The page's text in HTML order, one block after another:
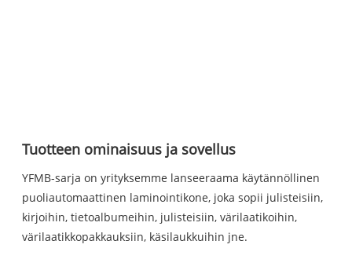
Tuotteen ominaisuus ja sovellus
YFMB-sarja on yrityksemme lanseeraama käytännöllinen
puoliautomaattinen laminointikone, joka sopii julisteisiin,
kirjoihin, tietoalbumeihin, julisteisiin, värilaatikoihin,
värilaatikkopakkauksiin, käsilaukkuihin jne.